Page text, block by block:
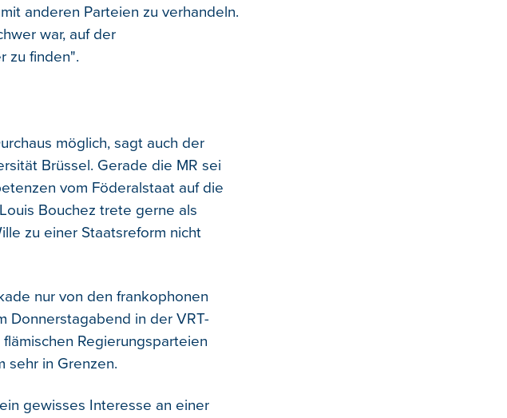
anderen Parteien zu verhandeln.
war, auf der
zu finden".
möglich, sagt auch der
Brüssel. Gerade die MR sei
vom Föderalstaat auf die
Bouchez trete gerne als
zu einer Staatsreform nicht
nur von den frankophonen
Donnerstagabend in der VRT-
Regierungsparteien
sehr in Grenzen.
gewisses Interesse an einer